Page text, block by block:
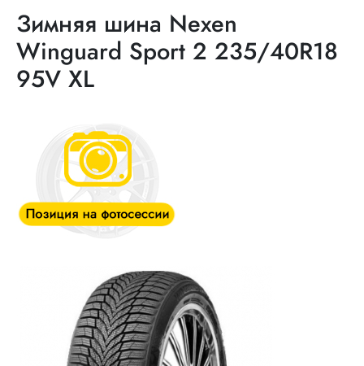
Зимняя шина Nexen
Winguard Sport 2 235/40R18
95V XL